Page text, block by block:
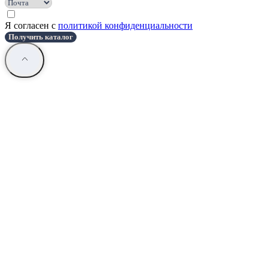
Я согласен с политикой конфиденциальности
Получить каталог